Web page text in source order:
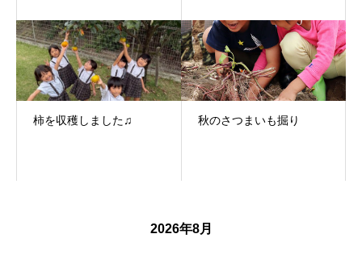
柿を収穫しました♫ 秋のさつまいも掘り
2026年8月